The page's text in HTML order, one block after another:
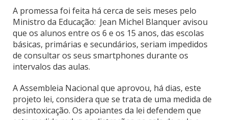
A promessa foi feita há cerca de seis meses pelo
Ministro da Educação: Jean Michel Blanquer avisou
que os alunos entre os 6 e os 15 anos, das escolas
básicas, primárias e secundários, seriam impedidos
de consultar os seus smartphones durante os
intervalos das aulas.
A Assembleia Nacional que aprovou, há dias, este
projeto lei, considera que se trata de uma medida de
desintoxicação. Os apoiantes da lei defendem que